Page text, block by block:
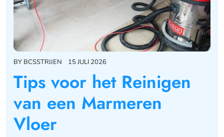
BY BCSSTRIJEN 15 JULI 2026
Tips voor het Reinigen
van een Marmeren
Vloer